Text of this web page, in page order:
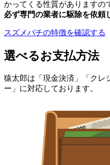
かってくる性質がありますの
必ず専門の業者に駆除を依頼
スズメバチの特徴を確認する
選べるお支払方法
猿太郎は「現金決済」「クレ
ー」に対応しております。